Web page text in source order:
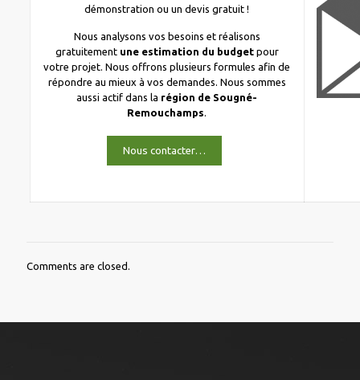
démonstration ou un devis gratuit !
Nous analysons vos besoins et réalisons
gratuitement une estimation du budgetpour
votre projet. Nous offrons plusieurs formules afin de
répondre au mieux à vos demandes. Nous sommes
aussi actif dans la région de Sougné-
Remouchamps.
Nous contacter…
Comments are closed.